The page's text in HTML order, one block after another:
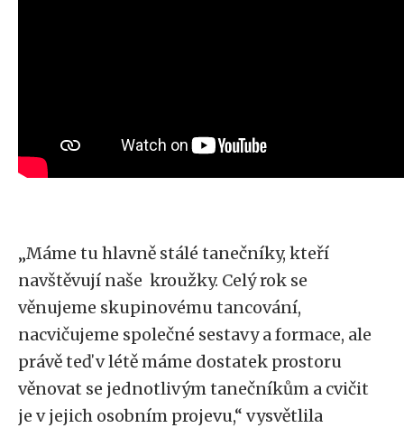
„Máme tu hlavně stálé tanečníky, kteří
navštěvují naše kroužky. Celý rok se
věnujeme skupinovému tancování,
nacvičujeme společné sestavy a formace, ale
právě teď v létě máme dostatek prostoru
věnovat se jednotlivým tanečníkům a cvičit
je v jejich osobním projevu,“ vysvětlila